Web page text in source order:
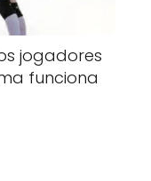
jogadores
funciona